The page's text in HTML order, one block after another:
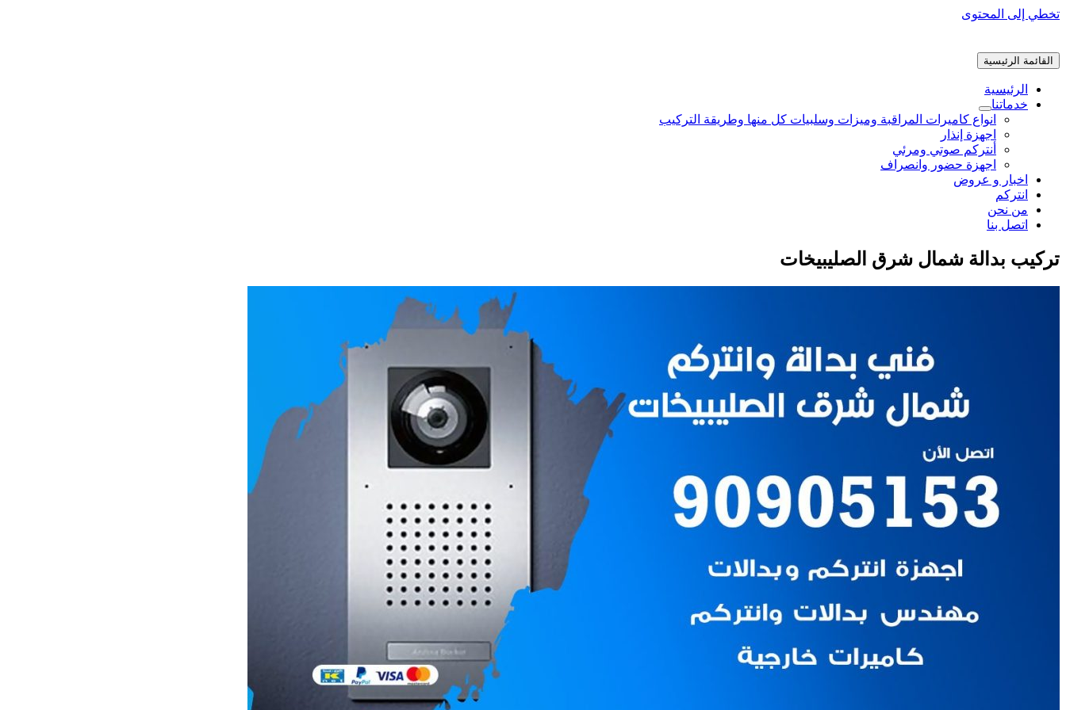
تخطي إلى المحتوى
القائمة الرئيسية
الرئيسية
خدماتنا
انواع كاميرات المراقبة وميزات وسلبيات كل منها وطريقة التركيب
اجهزة إنذار
أنتركم صوتي ومرئي
اجهزة حضور وانصراف
اخبار و عروض
انتركم
من نحن
اتصل بنا
تركيب بدالة شمال شرق الصليبيخات